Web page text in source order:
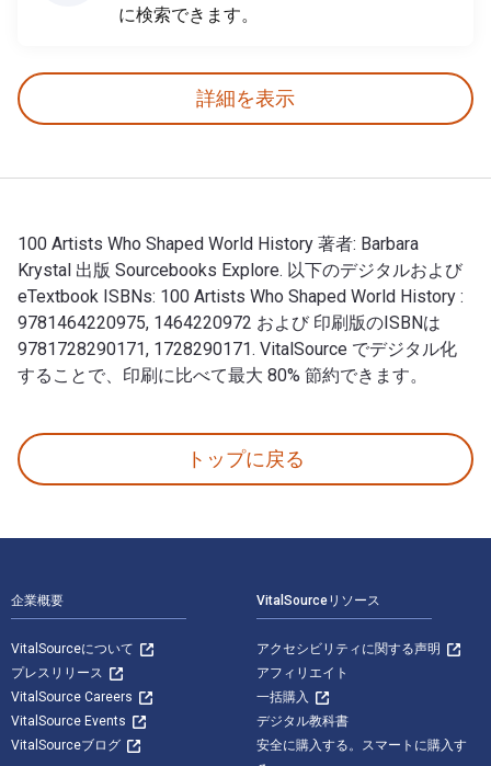
に検索できます。
詳細を表示
100 Artists Who Shaped World History 著者: Barbara
Krystal 出版 Sourcebooks Explore. 以下のデジタルおよび
eTextbook ISBNs: 100 Artists Who Shaped World History :
9781464220975, 1464220972 および 印刷版のISBNは
9781728290171, 1728290171. VitalSource でデジタル化
することで、印刷に比べて最大 80% 節約できます。
トップに戻る
企業概要
VitalSourceについて
プレスリリース
VitalSource Careers
VitalSource Events
VitalSourceブログ
VitalSourceリソース
アクセシビリティに関する声明
アフィリエイト
一括購入
デジタル教科書
安全に購入する。スマートに購入す